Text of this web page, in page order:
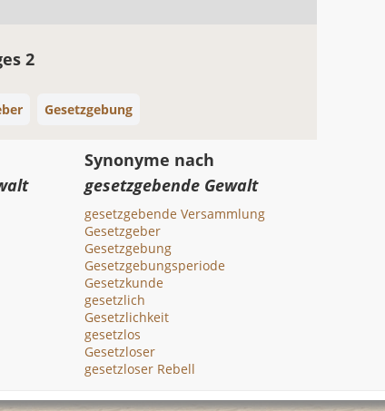
2
Gesetzgebung
Synonyme nach
gesetzgebende Gewalt
gesetzgebende Versammlung
Gesetzgeber
Gesetzgebung
Gesetzgebungsperiode
Gesetzkunde
gesetzlich
Gesetzlichkeit
gesetzlos
Gesetzloser
gesetzloser Rebell